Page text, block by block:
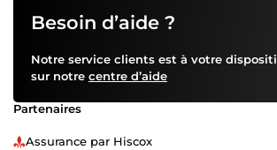
Besoin d’aide ?
Notre service clients est à votre
sur notre centre d’aide
Partenaires
Assurance par Hiscox